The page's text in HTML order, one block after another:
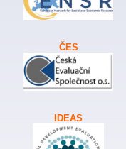
ČES
IDEAS